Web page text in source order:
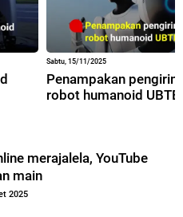
Sabtu, 15/11/2025
Penampakan
robot humanoid
merajalela, YouTube
main
2025